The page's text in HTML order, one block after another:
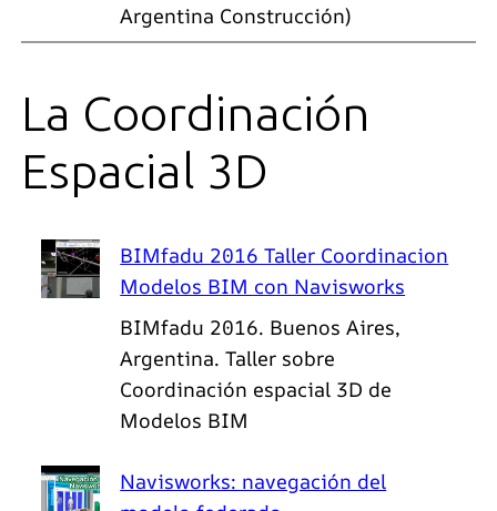
Argentina Construcción)
La Coordinación
Espacial 3D
BIMfadu 2016 Taller Coordinacion
Modelos BIM con Navisworks
BIMfadu 2016. Buenos Aires,
Argentina. Taller sobre
Coordinación espacial 3D de
Modelos BIM
Navisworks: navegación del